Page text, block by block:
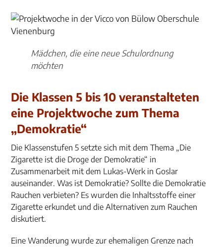
Mädchen, die eine neue Schulordnung
möchten
Die Klassen 5 bis 10 veranstalteten
eine Projektwoche zum Thema
„Demokratie“
Die Klassenstufen 5 setzte sich mit dem Thema „Die
Zigarette ist die Droge der Demokratie“ in
Zusammenarbeit mit dem Lukas-Werk in Goslar
auseinander. Was ist Demokratie? Sollte die Demokratie
Rauchen verbieten? Es wurden die Inhaltsstoffe einer
Zigarette erkundet und die Alternativen zum Rauchen
diskutiert.
Eine Wanderung wurde zur ehemaligen Grenze nach